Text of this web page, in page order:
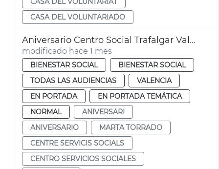
CASA DEL VOLUNTARIADO
Aniversario Centro Social Trafalgar València
modificado hace 1 mes
BIENESTAR SOCIAL
BIENESTAR SOCIAL
TODAS LAS AUDIENCIAS
VALENCIA
EN PORTADA
EN PORTADA TEMÁTICA
NORMAL
ANIVERSARI
ANIVERSARIO
MARTA TORRADO
CENTRE SERVICIS SOCIALS
CENTRO SERVICIOS SOCIALES